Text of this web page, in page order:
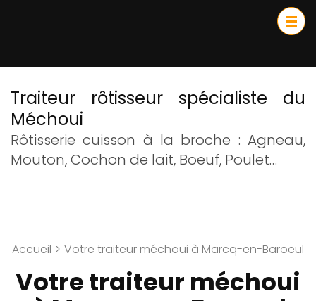
Traiteur rôtisseur spécialiste du
Méchoui
Rôtisserie cuisson à la broche : Agneau,
Mouton, Cochon de lait, Boeuf, Poulet…
Accueil > Votre traiteur méchoui à Marcq-en-Baroeul
Votre traiteur méchoui